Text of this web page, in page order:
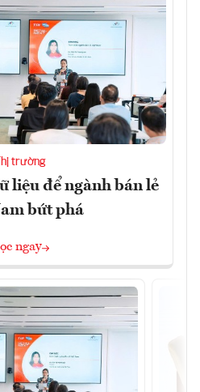
Thị trường
liệu để ngành bán lẻ
bứt phá
ngay